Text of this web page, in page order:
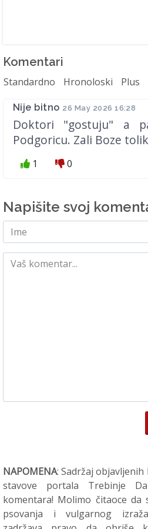
Komentari
Standardno Hronoloski Plus
Nije bitno 26 May 2026 16:28
Doktori "gostuju" a
Podgoricu. Zali Boze
1 0
Napišite svoj
NAPOMENA: Sadržaj
stavove portala Trebinje
komentara! Molimo čitaoce da
psovanja i vulgarnog